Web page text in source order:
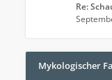
Re:
Mykologischer